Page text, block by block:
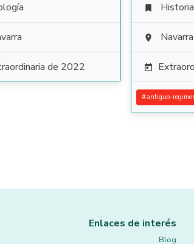
de 2022

 Navarra

#antiguo-
Enlaces de interés
Blog